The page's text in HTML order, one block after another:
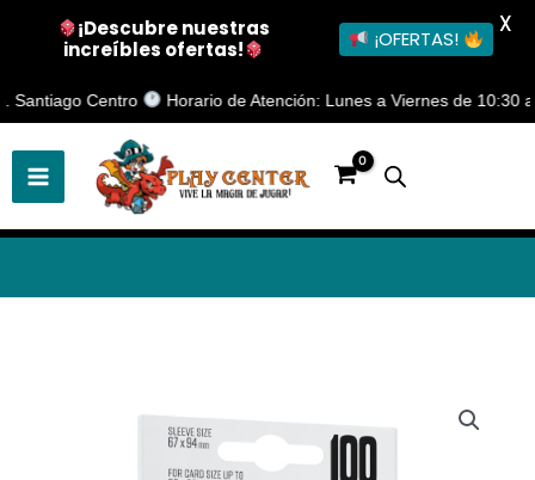
Centro Horario de Atención: Lunes a Viernes de 10:30 a
al
contenido
¡Descubre nuestras
increíbles ofertas!
¡OFERTAS!
X